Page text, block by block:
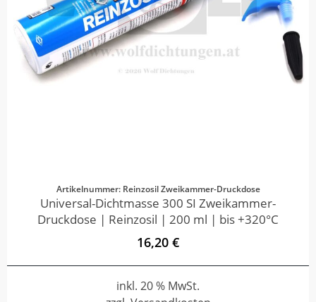
Artikelnummer: Reinzosil Zweikammer-Druckdose
Universal-Dichtmasse 300 SI Zweikammer-
Druckdose | Reinzosil | 200 ml | bis +320°C
16,20 €
inkl. 20 % MwSt.